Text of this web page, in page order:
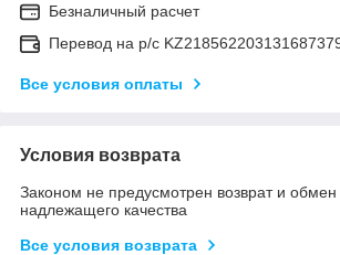
Безналичный расчет
Перевод на р/с
Все условия оплаты
Условия возврата
Законом не предусмотрен возврат и обмен
надлежащего качества
Все условия возврата